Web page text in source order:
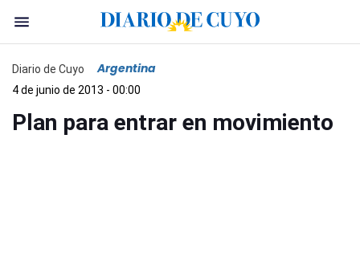
Diario de Cuyo Argentina
4 de junio de 2013 - 00:00
Plan para entrar en movimiento